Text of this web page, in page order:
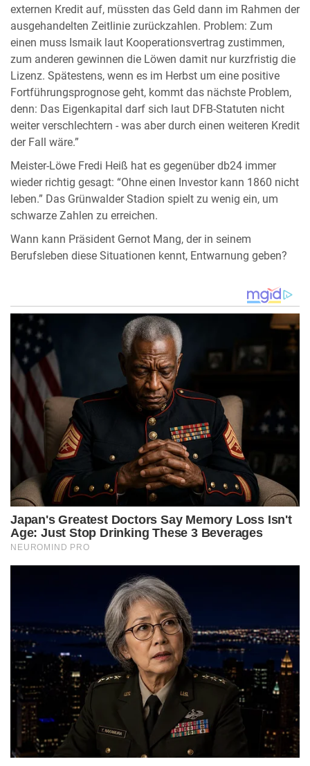
externen Kredit auf, müssten das Geld dann im Rahmen der
ausgehandelten Zeitlinie zurückzahlen. Problem: Zum
einen muss Ismaik laut Kooperationsvertrag zustimmen,
zum anderen gewinnen die Löwen damit nur kurzfristig die
Lizenz. Spätestens, wenn es im Herbst um eine positive
Fortführungsprognose geht, kommt das nächste Problem,
denn: Das Eigenkapital darf sich laut DFB-Statuten nicht
weiter verschlechtern - was aber durch einen weiteren Kredit
der Fall wäre.”
Meister-Löwe Fredi Heiß hat es gegenüber db24 immer
wieder richtig gesagt: “Ohne einen Investor kann 1860 nicht
leben.” Das Grünwalder Stadion spielt zu wenig ein, um
schwarze Zahlen zu erreichen.
Wann kann Präsident Gernot Mang, der in seinem
Berufsleben diese Situationen kennt, Entwarnung geben?